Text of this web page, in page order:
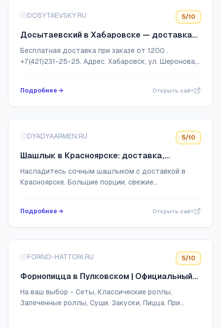
DOSYTAEVSKY.RU 5/10
Досытаевский в Хабаровске — доставка
любимых блюд
Бесплатная доставка при заказе от 1200 .
+7(421)231-25-25. Адрес. Хабаровск, ул. Шеронова,
Подробнее → Открыть сайт
DYADYAARMEN.RU 5/10
Шашлык в Красноярске: доставка,
большие порции приготовленные на углях!
Насладитесь сочным шашлыком с доставкой в
Красноярске. Большие порции, свежие
городе уже сего...
Подробнее → Открыть сайт
FORNO-HATTORI.RU 5/10
Форнопицца в Пулковском | Официальный
сайт
На ваш выбор - Сеты, Классические роллы,
Запеченные роллы, Суши, Закуски, Пицца. При